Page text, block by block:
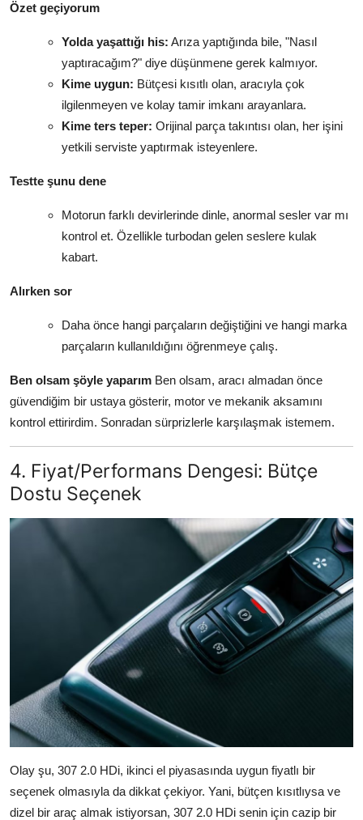
Özet geçiyorum
Yolda yaşattığı his: Arıza yaptığında bile, "Nasıl
yaptıracağım?" diye düşünmene gerek kalmıyor.
Kime uygun: Bütçesi kısıtlı olan, aracıyla çok
ilgilenmeyen ve kolay tamir imkanı arayanlara.
Kime ters teper: Orijinal parça takıntısı olan, her işini
yetkili serviste yaptırmak isteyenlere.
Testte şunu dene
Motorun farklı devirlerinde dinle, anormal sesler var mı
kontrol et. Özellikle turbodan gelen seslere kulak
kabart.
Alırken sor
Daha önce hangi parçaların değiştiğini ve hangi marka
parçaların kullanıldığını öğrenmeye çalış.
Ben olsam şöyle yaparım Ben olsam, aracı almadan önce
güvendiğim bir ustaya gösterir, motor ve mekanik aksamını
kontrol ettirirdim. Sonradan sürprizlerle karşılaşmak istemem.
4. Fiyat/Performans Dengesi: Bütçe
Dostu Seçenek
Olay şu, 307 2.0 HDi, ikinci el piyasasında uygun fiyatlı bir
seçenek olmasıyla da dikkat çekiyor. Yani, bütçen kısıtlıysa ve
dizel bir araç almak istiyorsan, 307 2.0 HDi senin için cazip bir